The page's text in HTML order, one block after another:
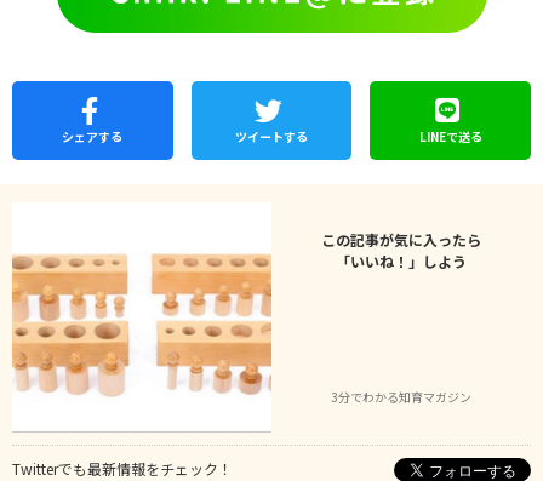
シェアする ツイートする LINEで送る
この記事が気に入ったら
「いいね！」しよう
3分でわかる知育マガジン
Twitterでも最新情報をチェック！